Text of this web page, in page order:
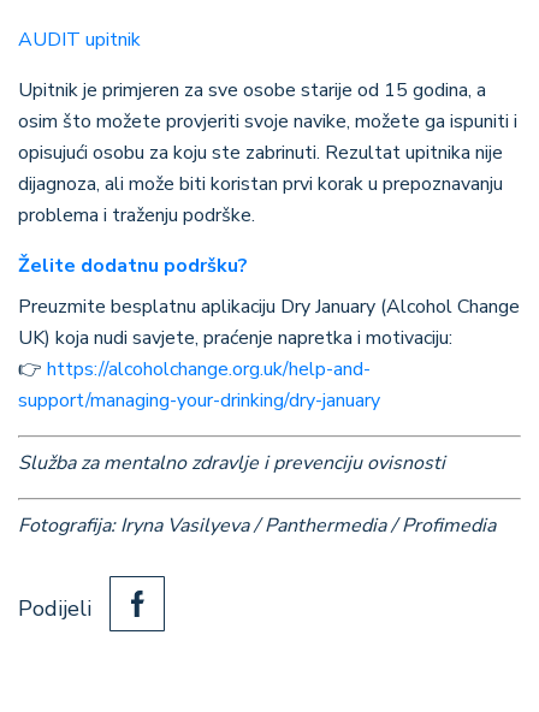
AUDIT upitnik
Upitnik je primjeren za sve osobe starije od 15 godina, a
osim što možete provjeriti svoje navike, možete ga ispuniti i
opisujući osobu za koju ste zabrinuti. Rezultat upitnika nije
dijagnoza, ali može biti koristan prvi korak u prepoznavanju
problema i traženju podrške.
Želite dodatnu podršku?
Preuzmite besplatnu aplikaciju Dry January (Alcohol Change
UK) koja nudi savjete, praćenje napretka i motivaciju:
👉 https://alcoholchange.org.uk/help-and-
support/managing-your-drinking/dry-january
Služba za mentalno zdravlje i prevenciju ovisnosti
Fotografija: Iryna Vasilyeva / Panthermedia / Profimedia
Podijeli